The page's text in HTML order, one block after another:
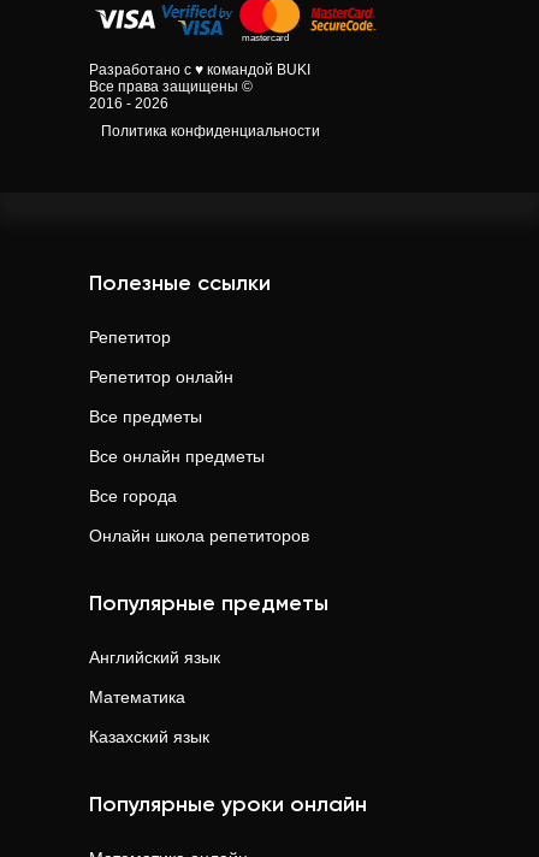
Разработано с ♥ командой BUKI
Все права защищены ©
2016 - 2026
Политика конфиденциальности
Полезные ссылки
Репетитор
Репетитор онлайн
Все предметы
Все онлайн предметы
Все города
Онлайн школа репетиторов
Популярные предметы
Английский язык
Математика
Казахский язык
Популярные уроки онлайн